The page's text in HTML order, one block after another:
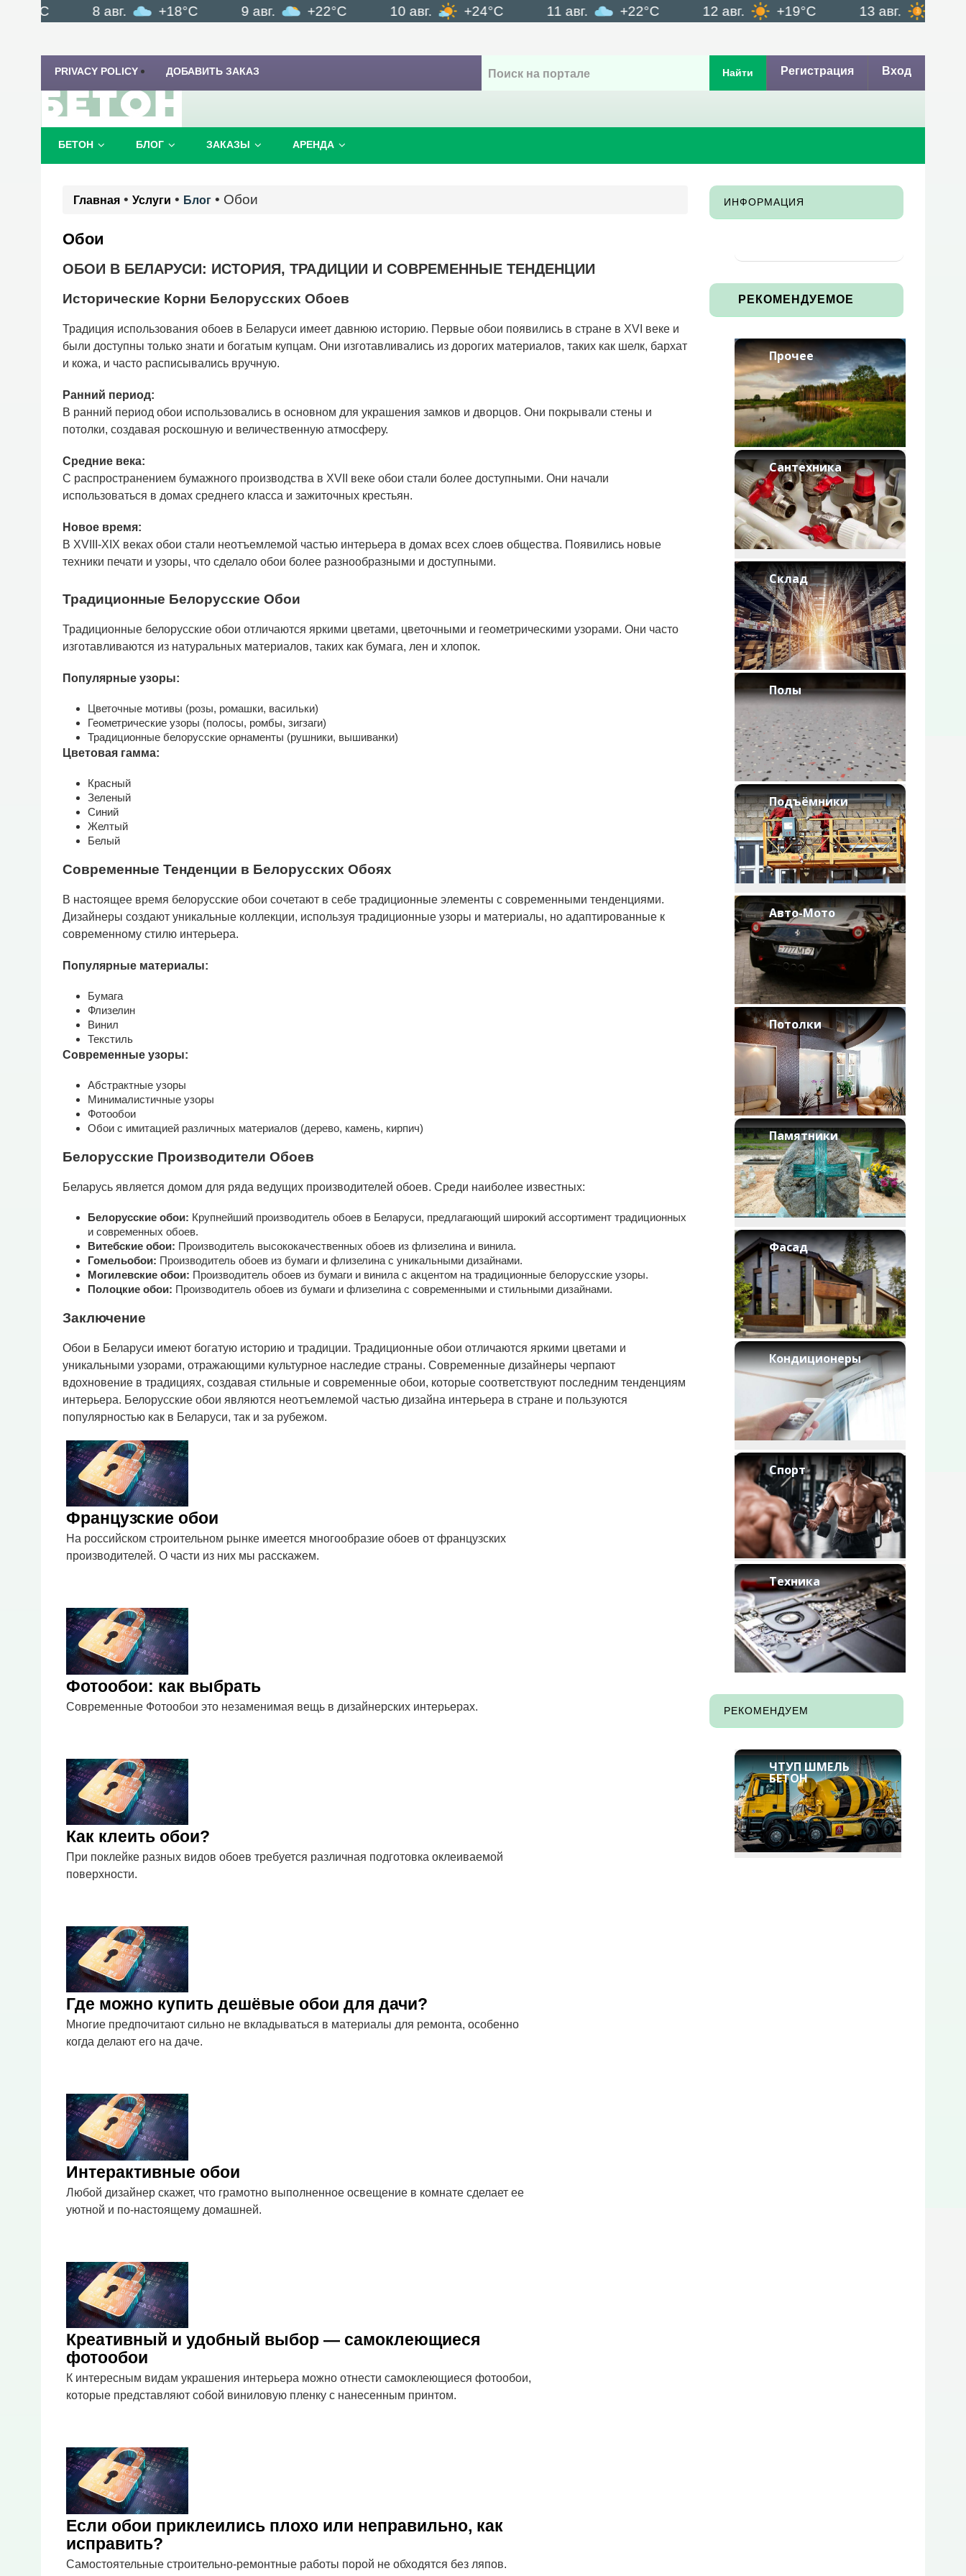
+18°C +22°C +24°C +22°C +19°C +20°C
Вход
Регистрация
Найти
PRIVACY POLICY ДОБАВИТЬ ЗАКАЗ
БЕТОН БЛОГ ЗАКАЗЫ АРЕНДА
Главная • Услуги • Блог • Обои
Обои
ОБОИ В БЕЛАРУСИ: ИСТОРИЯ, ТРАДИЦИИ И СОВРЕМЕННЫЕ ТЕНДЕНЦИИ
Исторические Корни Белорусских Обоев
Традиция использования обоев в Беларуси имеет давнюю историю. Первые обои появились в стране в XVI веке и
были доступны только знати и богатым купцам. Они изготавливались из дорогих материалов, таких как шелк, бархат
и кожа, и часто расписывались вручную.
Ранний период:
В ранний период обои использовались в основном для украшения замков и дворцов. Они покрывали стены и
потолки, создавая роскошную и величественную атмосферу.
Средние века:
С распространением бумажного производства в XVII веке обои стали более доступными. Они начали
использоваться в домах среднего класса и зажиточных крестьян.
Новое время:
В XVIII-XIX веках обои стали неотъемлемой частью интерьера в домах всех слоев общества. Появились новые
техники печати и узоры, что сделало обои более разнообразными и доступными.
Традиционные Белорусские Обои
Традиционные белорусские обои отличаются яркими цветами, цветочными и геометрическими узорами. Они часто
изготавливаются из натуральных материалов, таких как бумага, лен и хлопок.
Популярные узоры:
Цветочные мотивы (розы, ромашки, васильки)
Геометрические узоры (полосы, ромбы, зигзаги)
Традиционные белорусские орнаменты (рушники, вышиванки)
Цветовая гамма:
Красный
Зеленый
Синий
Желтый
Белый
Современные Тенденции в Белорусских Обоях
В настоящее время белорусские обои сочетают в себе традиционные элементы с современными тенденциями.
Дизайнеры создают уникальные коллекции, используя традиционные узоры и материалы, но адаптированные к
современному стилю интерьера.
Популярные материалы:
Бумага
Флизелин
Винил
Текстиль
Современные узоры:
Абстрактные узоры
Минималистичные узоры
Фотообои
Обои с имитацией различных материалов (дерево, камень, кирпич)
Белорусские Производители Обоев
Беларусь является домом для ряда ведущих производителей обоев. Среди наиболее известных:
Белорусские обои: Крупнейший производитель обоев в Беларуси, предлагающий широкий ассортимент традиционных
и современных обоев.
Витебские обои: Производитель высококачественных обоев из флизелина и винила.
Гомельобои: Производитель обоев из бумаги и флизелина с уникальными дизайнами.
Могилевские обои: Производитель обоев из бумаги и винила с акцентом на традиционные белорусские узоры.
Полоцкие обои: Производитель обоев из бумаги и флизелина с современными и стильными дизайнами.
Заключение
Обои в Беларуси имеют богатую историю и традиции. Традиционные обои отличаются яркими цветами и
уникальными узорами, отражающими культурное наследие страны. Современные дизайнеры черпают
вдохновение в традициях, создавая стильные и современные обои, которые соответствуют последним тенденциям
интерьера. Белорусские обои являются неотъемлемой частью дизайна интерьера в стране и пользуются
популярностью как в Беларуси, так и за рубежом.
Французские обои
На российском строительном рынке имеется многообразие обоев от французских
производителей. О части из них мы расскажем.
Фотообои: как выбрать
Современные Фотообои это незаменимая вещь в дизайнерских интерьерах.
Как клеить обои?
При поклейке разных видов обоев требуется различная подготовка оклеиваемой
поверхности.
Где можно купить дешёвые обои для дачи?
Многие предпочитают сильно не вкладываться в материалы для ремонта, особенно
когда делают его на даче.
Интерактивные обои
Любой дизайнер скажет, что грамотно выполненное освещение в комнате сделает ее
уютной и по-настоящему домашней.
Креативный и удобный выбор — самоклеющиеся
фотообои
К интересным видам украшения интерьера можно отнести самоклеющиеся фотообои,
которые представляют собой виниловую пленку с нанесенным принтом.
Если обои приклеились плохо или неправильно, как
исправить?
Самостоятельные строительно-ремонтные работы порой не обходятся без ляпов.
ИНФОРМАЦИЯ
РЕКОМЕНДУЕМОЕ
Прочее
Сантехника
Склад
Полы
Подъёмники
Авто-Мото
Потолки
Памятники
Фасад
Кондиционеры
Спорт
Техника
РЕКОМЕНДУЕМ
ЧТУП ШМЕЛЬ
БЕТОН